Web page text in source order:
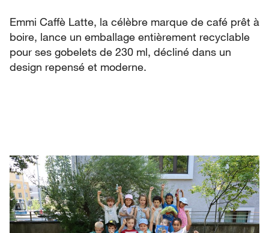
Emmi Caffè Latte, la célèbre marque de café prêt à
boire, lance un emballage entièrement recyclable
pour ses gobelets de 230 ml, décliné dans un
design repensé et moderne.